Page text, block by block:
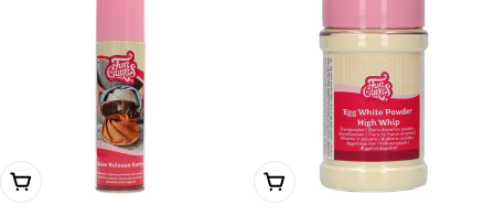
IN DEN WARENKORB IN DEN WARENKORB